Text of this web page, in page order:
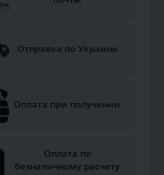
Отправка по Украине
Оплата при получении
Оплата по
безналичному расчету